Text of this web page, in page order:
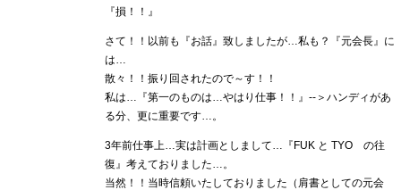
『損！！』
さて！！以前も『お話』致しましたが…私も？『元会長』に
は…
散々！！振り回されたので～す！！
私は…『第一のものは…やはり仕事！！』‐‐＞ハンディがあ
る分、更に重要です…。
3年前仕事上…実は計画としまして…『FUK と TYO の往
復』考えておりました…。
当然！！当時信頼いたしておりました（肩書としての元会